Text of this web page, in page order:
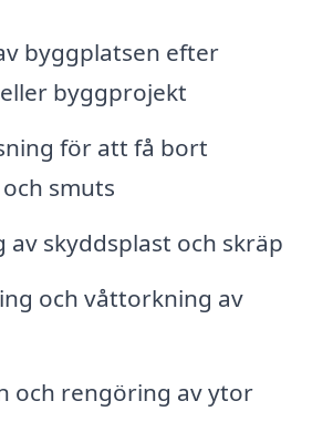
byggplatsen efter
byggprojekt
för att få bort
smuts
skyddsplast och skräp
och våttorkning av
och rengöring av ytor